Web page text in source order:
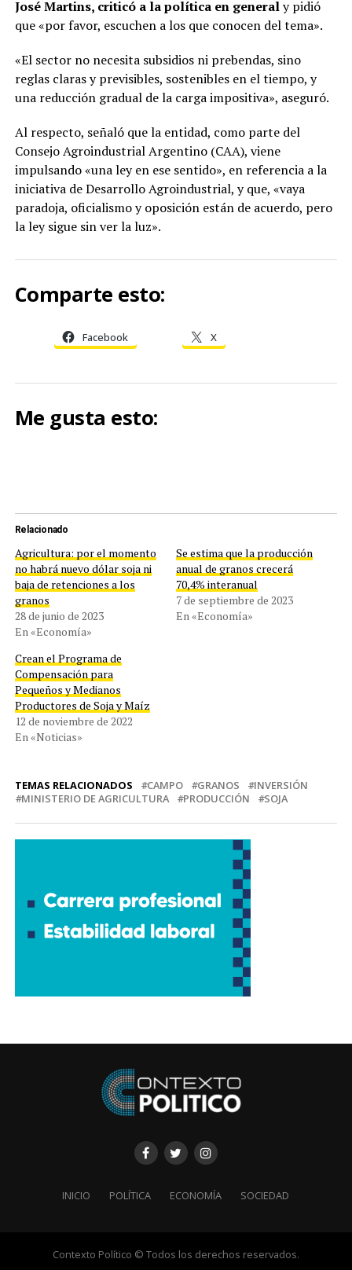
José Martins, criticó a la política en generaly pidió
que «por favor, escuchen a los que conocen del tema».
«El sector no necesita subsidios ni prebendas, sino
reglas claras y previsibles, sostenibles en el tiempo, y
una reducción gradual de la carga impositiva», aseguró.
Al respecto, señaló que la entidad, como parte del
Consejo Agroindustrial Argentino (CAA), viene
impulsando «una ley en ese sentido», en referencia a la
iniciativa de Desarrollo Agroindustrial, y que, «vaya
paradoja, oficialismo y oposición están de acuerdo, pero
la ley sigue sin ver la luz».
Comparte esto:
Facebook X
Me gusta esto:
Relacionado
Agricultura: por el momento
no habrá nuevo dólar soja ni
baja de retenciones a los
granos
28 de junio de 2023
En «Economía»
Se estima que la producción
anual de granos crecerá
70,4% interanual
7 de septiembre de 2023
En «Economía»
Crean el Programa de
Compensación para
Pequeños y Medianos
Productores de Soja y Maíz
12 de noviembre de 2022
En «Noticias»
TEMAS RELACIONADOS CAMPO GRANOS
INVERSIÓN
MINISTERIO DE AGRICULTURA
PRODUCCIÓN SOJA
INICIO POLÍTICA ECONOMÍA SOCIEDAD
Contexto Político © Todos los derechos reservados.